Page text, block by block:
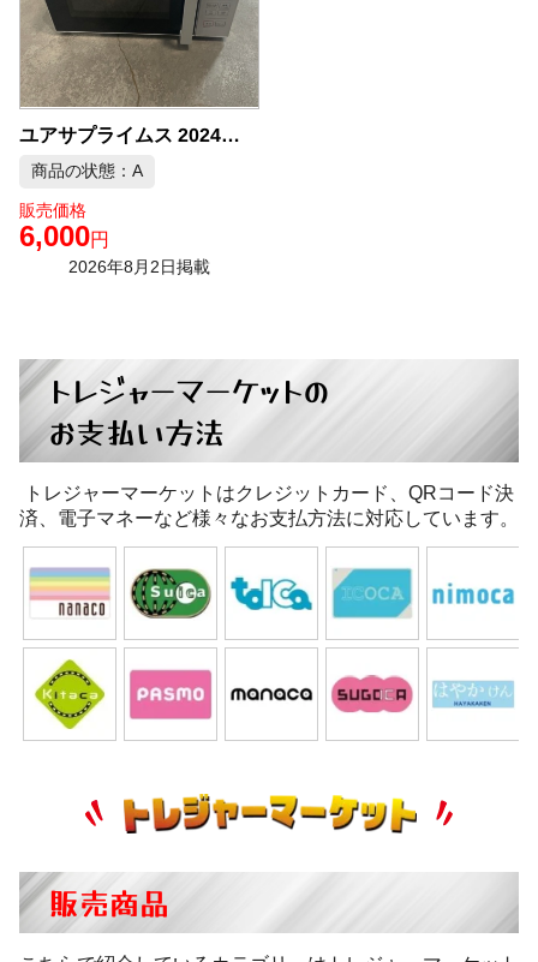
ユアサプライムス 2024年製 電子レンジ 中古品販売
商品の状態：A
販売価格
6,000円
2026年8月2日掲載
トレジャーマーケットの
お支払い方法
トレジャーマーケットはクレジットカード、QRコード決
済、電子マネーなど様々なお支払方法に対応しています。
販売商品